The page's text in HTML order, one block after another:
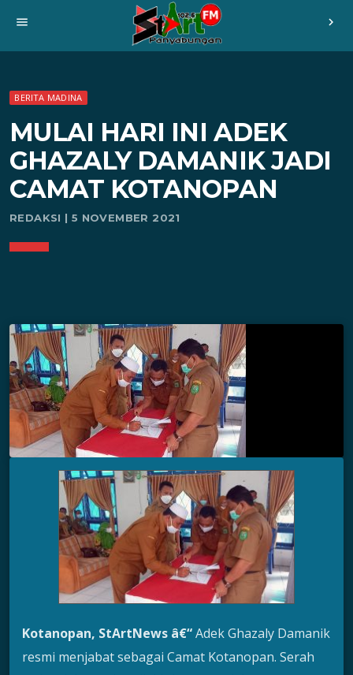
menu chevron_right
BERITA MADINA
MULAI HARI INI ADEK
GHAZALY DAMANIK JADI
CAMAT KOTANOPAN
REDAKSI | 5 NOVEMBER 2021
Kotanopan, StArtNews â€“Adek Ghazaly Damanik
resmi menjabat sebagai Camat Kotanopan. Serah